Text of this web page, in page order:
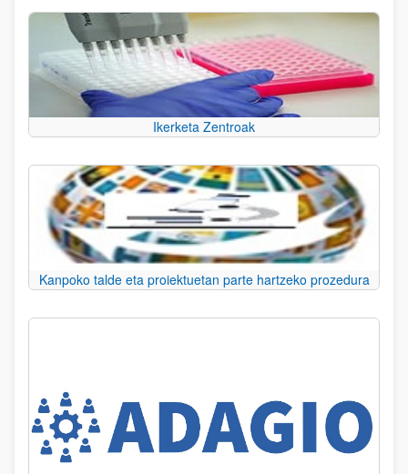
Ikerketa Zentroak
Kanpoko talde eta proiektuetan parte hartzeko prozedura